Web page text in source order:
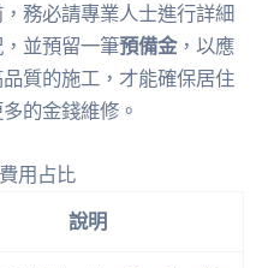
務必請專業人士進行詳細
並預留一筆預備金，以應
質的施工，才能確保居住
的金錢維修。
用占比
說明